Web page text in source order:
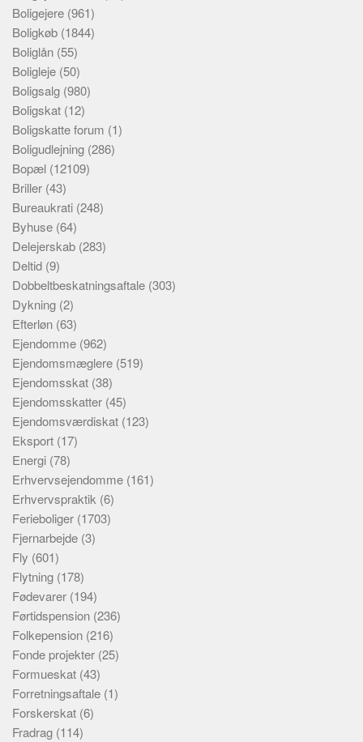
Boligejere (961)
Boligkøb (1844)
Boliglån (55)
Boligleje (50)
Boligsalg (980)
Boligskat (12)
Boligskatte forum (1)
Boligudlejning (286)
Bopæl (12109)
Briller (43)
Bureaukrati (248)
Byhuse (64)
Delejerskab (283)
Deltid (9)
Dobbeltbeskatningsaftale (303)
Dykning (2)
Efterløn (63)
Ejendomme (962)
Ejendomsmæglere (519)
Ejendomsskat (38)
Ejendomsskatter (45)
Ejendomsværdiskat (123)
Eksport (17)
Energi (78)
Erhvervsejendomme (161)
Erhvervspraktik (6)
Ferieboliger (1703)
Fjernarbejde (3)
Fly (601)
Flytning (178)
Fødevarer (194)
Førtidspension (236)
Folkepension (216)
Fonde projekter (25)
Formueskat (43)
Forretningsaftale (1)
Forskerskat (6)
Fradrag (114)